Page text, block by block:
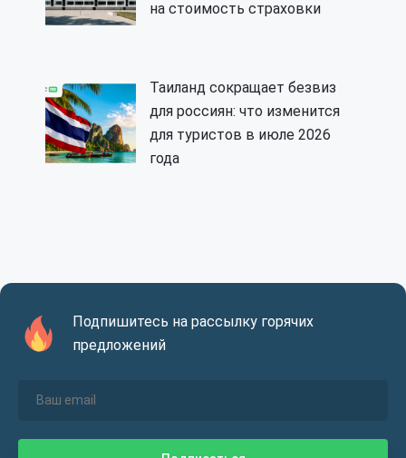
на стоимость страховки
Таиланд сокращает безвиз
для россиян: что изменится
для туристов в июле 2026
года
Подпишитесь на рассылку горячих
предложений